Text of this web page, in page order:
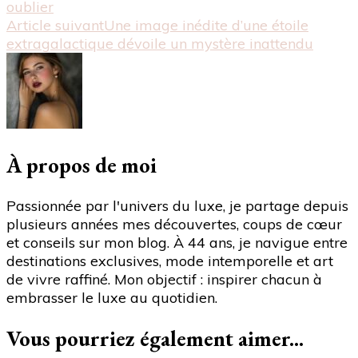
quel
palace
de
rêve
offre
la
plus
vue
sur
skyline
et
le
bord
de
l’eau
travers
oublier
Article suivantUne image inédite d’une étoile
extragalactique dévoile un mystère inattendu
À propos de moi
Passionnée par l'univers du luxe, je partage depuis
plusieurs années mes découvertes, coups de cœur
et conseils sur mon blog. À 44 ans, je navigue entre
destinations exclusives, mode intemporelle et art
de vivre raffiné. Mon objectif : inspirer chacun à
embrasser le luxe au quotidien.
Vous pourriez également aimer...